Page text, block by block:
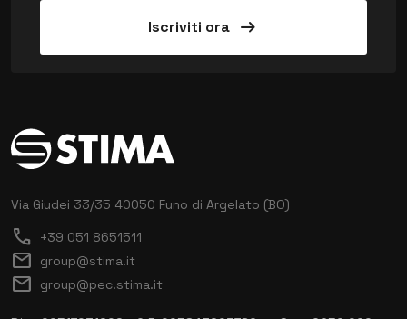
Iscriviti ora arrow_right_alt
Via Giudei 33/35 40050 Funo di Argelato (BO)
call +39 051 8651511
mail group@stima.it
mail group@pec.stima.it